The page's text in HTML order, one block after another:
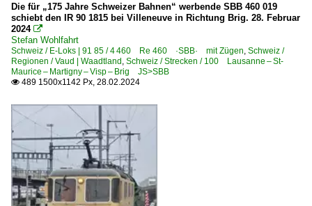
Die für „175 Jahre Schweizer Bahnen“ werbende SBB 460 019
schiebt den IR 90 1815 bei Villeneuve in Richtung Brig. 28. Februar
2024 
Stefan Wohlfahrt
Schweiz / E-Loks | 91 85 / 4 460 Re 460 ·SBB· mit Zügen Schweiz /
Regionen / Vaud | Waadtland Schweiz / Strecken / 100 Lausanne – St-
Maurice – Martigny – Visp – Brig JS>SBB
 489 1500x1142 Px, 28.02.2024